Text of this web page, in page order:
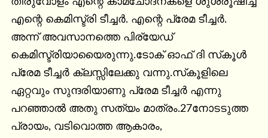
എന്റെ കെമിസ്ട്രി ടീച്ചര്‍. എന്റെ പ്രേമ ടീച്ചര്‍.
അന്ന് അവസാനത്തെ പിര്യേഡ്
കെമിസ്ട്രിയായൈരുന്നു.ടോക് ഓഫ് ദി സ്‌കൂള്‍
പ്രേമ ടീച്ചര്‍ ക്ലസ്സിലേക്കു വന്നു.സ്‌കൂളിലെ
ഏറ്റവും സുന്ദരിയാണു പ്രേമ ടീച്ചര്‍ എന്നു
പറഞ്ഞാല്‍ അതു സത്യം മാത്രം.27നോടടുത്ത
പ്രായം, വടിവൊത്ത ആകാരം,